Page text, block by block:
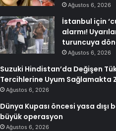
Ağustos 6, 2026
İstanbul için
alarmı!
turuncuya
Ağustos 6, 2026
Suzuki Hindistan’da Değişen
Tercihlerine Uyum Sağlamakta
Ağustos 6, 2026
Dünya Kupası öncesi yasa dışı
büyük operasyon
Ağustos 6, 2026